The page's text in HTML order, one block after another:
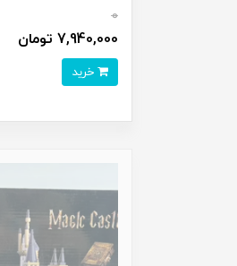
0
7,940,000 تومان